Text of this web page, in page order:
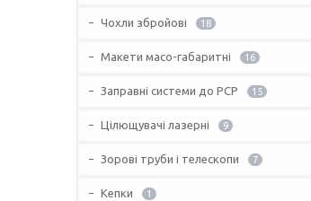
Чохли збройові 18
Макети масо-габаритні 16
Заправні системи до PCP 15
Цілющувачі лазерні 9
Зорові труби і телескопи 7
Кепки 1